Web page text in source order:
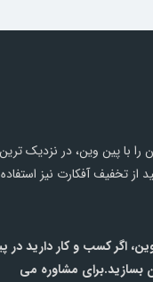
را با پین وین، در نزدیک ترین
از تخفیف آفکارت نیز استفاده
اگر کسب و کار دارید در
مشاوره می